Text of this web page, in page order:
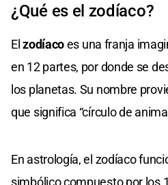
¿Qué es el zodíaco?
Elzodíacoes una franja
en 12 partes, por donde se
los planetas. Su nombre
que significa “círculo de
En astrología, el zodíaco
simbólico compuesto por los